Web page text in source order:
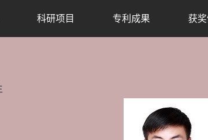
科研项目 专利成果 获